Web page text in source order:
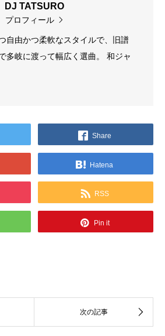
DJ TATSURO
プロフィール
自由かつ柔軟なスタイルで、旧譜
多岐に渡って幅広く選曲。 和ジャ
Share
Hatena
RSS
Pin it